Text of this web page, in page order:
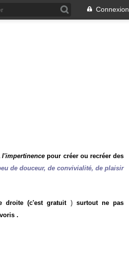
Connexion
l'impertinence pour créer ou recréer des
de douceur, de convivialité, de plaisir
(c'est gratuit) surtout ne pas
.